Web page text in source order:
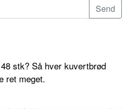
stk? Så hver kuvertbrød
ret meget.